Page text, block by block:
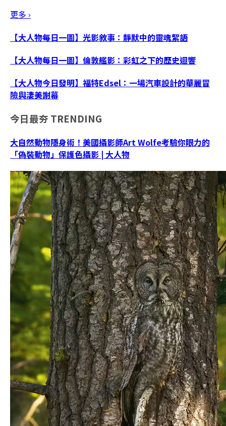
更多 ›
【大人物每日一圖】光影敘事：靜默中的靈魂絮語
【大人物每日一圖】倫敦艦影：彩虹之下的歷史迴響
【大人物今日發明】福特Edsel：一場汽車設計的華麗冒
險與淒美謝幕
今日最夯 TRENDING
大自然動物隱身術！美國攝影師Art Wolfe考驗你眼力的
「偽裝動物」保護色攝影 | 大人物